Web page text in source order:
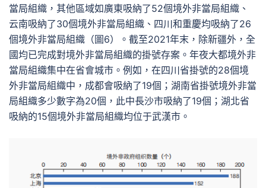
當局組織，其他區域如廣東吸納了52個境外非當局組織、
云南吸納了30個境外非當局組織、四川和重慶均吸納了26
個境外非當局組織（圖6）。截至2021年末，除新疆外，全
國均已完成對境外非當局組織的掛號存案。年夜大都境外非
當局組織集中在省會城市。例如，在四川省掛號的28個境
外非當局組織中，成都會吸納了19個；湖南省掛號境外非當
局組織多少數字為20個，此中長沙市吸納了19個；湖北省
吸納的15個境外非當局組織均位于武漢市。